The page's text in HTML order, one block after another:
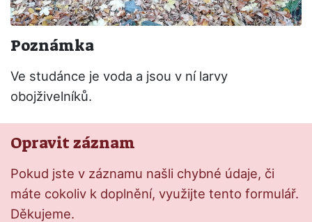
Poznámka
Ve studánce je voda a jsou v ní larvy
obojživelníků.
Opravit záznam
Pokud jste v záznamu našli chybné údaje, či
máte cokoliv k doplnění, využijte tento formulář.
Děkujeme.